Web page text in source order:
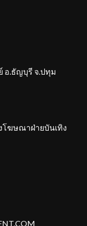
อ.ธัญบุรี จ.ปทุม
โฆษณาฝ่ายบันเทิง